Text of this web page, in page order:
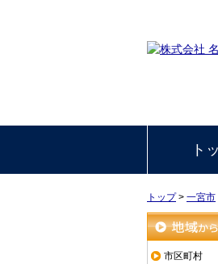
ト
トップ> 一宮市
地域から探す
市区町村